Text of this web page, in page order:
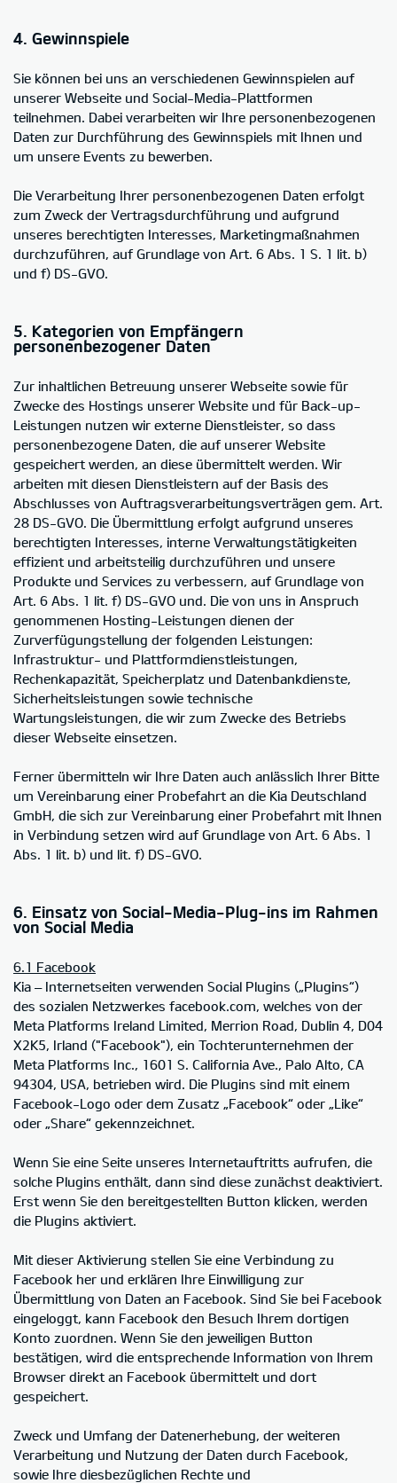
4. Gewinnspiele
Sie können bei uns an verschiedenen Gewinnspielen auf
unserer Webseite und Social-Media-Plattformen
teilnehmen. Dabei verarbeiten wir Ihre personenbezogenen
Daten zur Durchführung des Gewinnspiels mit Ihnen und
um unsere Events zu bewerben.
Die Verarbeitung Ihrer personenbezogenen Daten erfolgt
zum Zweck der Vertragsdurchführung und aufgrund
unseres berechtigten Interesses, Marketingmaßnahmen
durchzuführen, auf Grundlage von Art. 6 Abs. 1 S. 1 lit. b)
und f) DS-GVO.
5. Kategorien von Empfängern
personenbezogener Daten
Zur inhaltlichen Betreuung unserer Webseite sowie für
Zwecke des Hostings unserer Website und für Back-up-
Leistungen nutzen wir externe Dienstleister, so dass
personenbezogene Daten, die auf unserer Website
gespeichert werden, an diese übermittelt werden. Wir
arbeiten mit diesen Dienstleistern auf der Basis des
Abschlusses von Auftragsverarbeitungsverträgen gem. Art.
28 DS-GVO. Die Übermittlung erfolgt aufgrund unseres
berechtigten Interesses, interne Verwaltungstätigkeiten
effizient und arbeitsteilig durchzuführen und unsere
Produkte und Services zu verbessern, auf Grundlage von
Art. 6 Abs. 1 lit. f) DS-GVO und. Die von uns in Anspruch
genommenen Hosting-Leistungen dienen der
Zurverfügungstellung der folgenden Leistungen:
Infrastruktur- und Plattformdienstleistungen,
Rechenkapazität, Speicherplatz und Datenbankdienste,
Sicherheitsleistungen sowie technische
Wartungsleistungen, die wir zum Zwecke des Betriebs
dieser Webseite einsetzen.
Ferner übermitteln wir Ihre Daten auch anlässlich Ihrer Bitte
um Vereinbarung einer Probefahrt an die Kia Deutschland
GmbH, die sich zur Vereinbarung einer Probefahrt mit Ihnen
in Verbindung setzen wird auf Grundlage von Art. 6 Abs. 1
Abs. 1 lit. b) und lit. f) DS-GVO.
6. Einsatz von Social-Media-Plug-ins im Rahmen
von Social Media
6.1 Facebook
Kia – Internetseiten verwenden Social Plugins („Plugins“)
des sozialen Netzwerkes facebook.com, welches von der
Meta Platforms Ireland Limited, Merrion Road, Dublin 4, D04
X2K5, Irland ("Facebook"), ein Tochterunternehmen der
Meta Platforms Inc., 1601 S. California Ave., Palo Alto, CA
94304, USA, betrieben wird. Die Plugins sind mit einem
Facebook-Logo oder dem Zusatz „Facebook“ oder „Like“
oder „Share“ gekennzeichnet.
Wenn Sie eine Seite unseres Internetauftritts aufrufen, die
solche Plugins enthält, dann sind diese zunächst deaktiviert.
Erst wenn Sie den bereitgestellten Button klicken, werden
die Plugins aktiviert.
Mit dieser Aktivierung stellen Sie eine Verbindung zu
Facebook her und erklären Ihre Einwilligung zur
Übermittlung von Daten an Facebook. Sind Sie bei Facebook
eingeloggt, kann Facebook den Besuch Ihrem dortigen
Konto zuordnen. Wenn Sie den jeweiligen Button
bestätigen, wird die entsprechende Information von Ihrem
Browser direkt an Facebook übermittelt und dort
gespeichert.
Zweck und Umfang der Datenerhebung, der weiteren
Verarbeitung und Nutzung der Daten durch Facebook,
sowie Ihre diesbezüglichen Rechte und